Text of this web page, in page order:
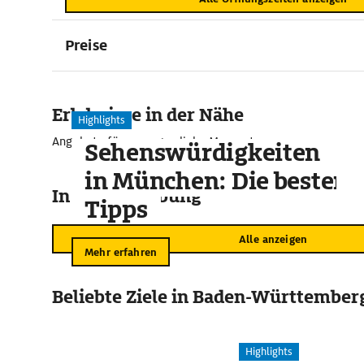
Preise
Erlebnisse in der Nähe
Angebote für unvergessliche Momente
In der Umgebung
Alle anzeigen
Highlights
Sehenswürdigkeiten
in München: Die besten
Tipps
Mehr erfahren
Beliebte Ziele in Baden-
Highlights